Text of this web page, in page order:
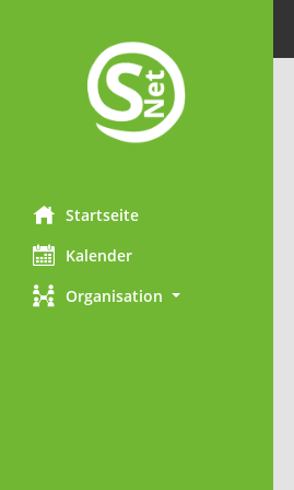
Startseite
Kalender
Organisation